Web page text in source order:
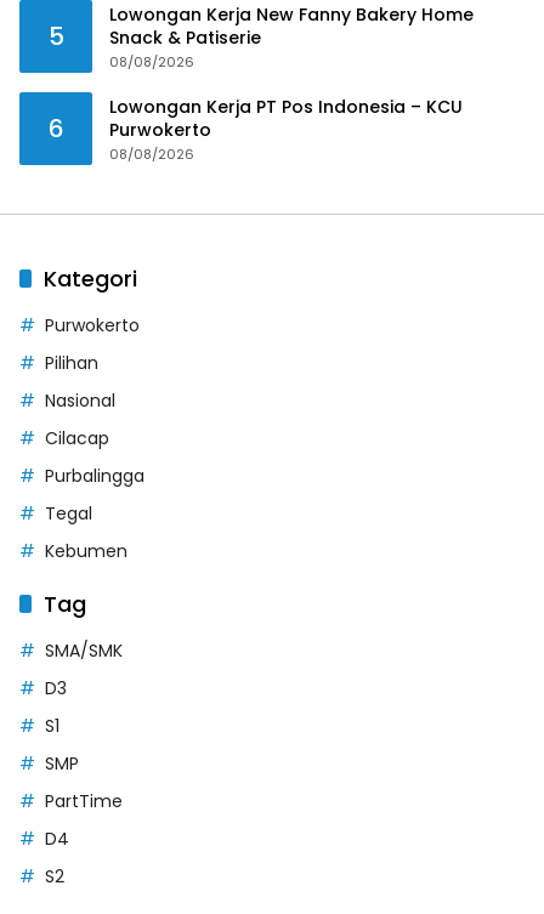
5
Lowongan Kerja New Fanny Bakery Home
Snack & Patiserie
08/08/2026
6
Lowongan Kerja PT Pos Indonesia – KCU
Purwokerto
08/08/2026
Kategori
Purwokerto
Pilihan
Nasional
Cilacap
Purbalingga
Tegal
Kebumen
Tag
SMA/SMK
D3
S1
SMP
PartTime
D4
S2